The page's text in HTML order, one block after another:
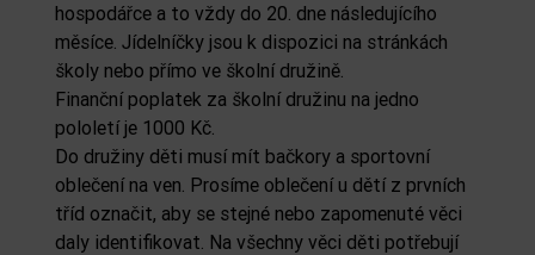
hospodářce a to vždy do 20. dne následujícího
měsíce. Jídelníčky jsou k dispozici na stránkách
školy nebo přímo ve školní družině.
Finanční poplatek za školní družinu na jedno
pololetí je 1000 Kč.
Do družiny děti musí mít bačkory a sportovní
oblečení na ven. Prosíme oblečení u dětí z prvních
tříd označit, aby se stejné nebo zapomenuté věci
daly identifikovat. Na všechny věci děti potřebují